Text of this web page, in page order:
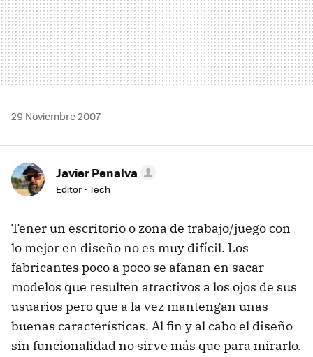
29 Noviembre 2007
Javier Penalva
Editor - Tech
Tener un escritorio o zona de trabajo/juego con
lo mejor en diseño no es muy difícil. Los
fabricantes poco a poco se afanan en sacar
modelos que resulten atractivos a los ojos de sus
usuarios pero que a la vez mantengan unas
buenas características. Al fin y al cabo el diseño
sin funcionalidad no sirve más que para mirarlo.